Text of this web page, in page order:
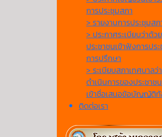
การประชุมสภา
> รายงานการประชุมสภ
> ประกาศระเบียบว่าด้ว
ประชาชนเข้าฟังการปร
การปรึกษา
> ระเบียบสภาเทศบาลว่
ดำเนินการของประชาช
เข้าชื่อเสนอข้อบัญญัติ
ติดต่อเรา